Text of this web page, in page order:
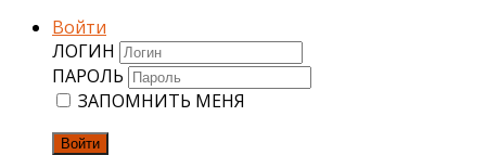
Войти
ЛОГИН
ПАРОЛЬ
ЗАПОМНИТЬ МЕНЯ
Войти